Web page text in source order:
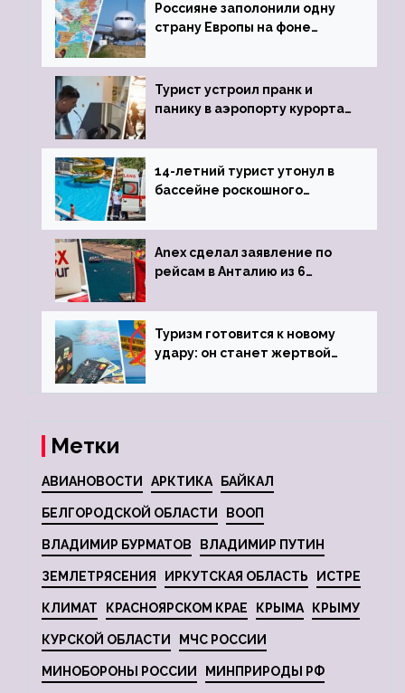
Россияне заполонили одну
страну Европы на фоне
виз
Турист устроил пранк и
панику в аэропорту курорта,
задержке рейса
14-летний турист утонул в
бассейне роскошного
Anex сделал заявление по
рейсам в Анталию из 6
Туризм готовится к новому
удару: он станет жертвой
Метки
АВИАНОВОСТИ АРКТИКА БАЙКАЛ
БЕЛГОРОДСКОЙ ОБЛАСТИ ВООП
ВЛАДИМИР БУРМАТОВ ВЛАДИМИР ПУТИН
ЗЕМЛЕТРЯСЕНИЯ ИРКУТСКАЯ ОБЛАСТЬ ИСТРЕ
КЛИМАТ КРАСНОЯРСКОМ КРАЕ КРЫМА КРЫМУ
КУРСКОЙ ОБЛАСТИ МЧС РОССИИ
МИНОБОРОНЫ РОССИИ МИНПРИРОДЫ РФ